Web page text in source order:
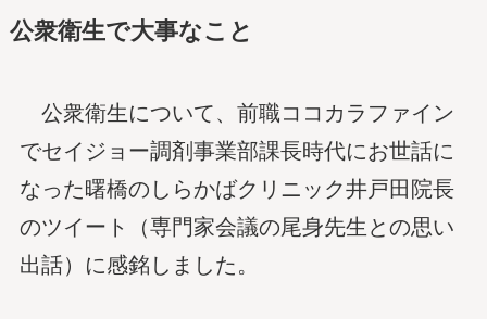
公衆衛生で大事なこと
公衆衛生について、前職ココカラファイン
でセイジョー調剤事業部課長時代にお世話に
なった曙橋のしらかばクリニック井戸田院長
のツイート（専門家会議の尾身先生との思い
出話）に感銘しました。